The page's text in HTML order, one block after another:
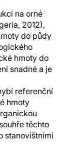
na orné
2012),
do půdy
hmoty do
snadné a je
referenční
hmoty
těchto
stanovištními